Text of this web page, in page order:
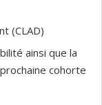
(CLAD)
ainsi que la
cohorte